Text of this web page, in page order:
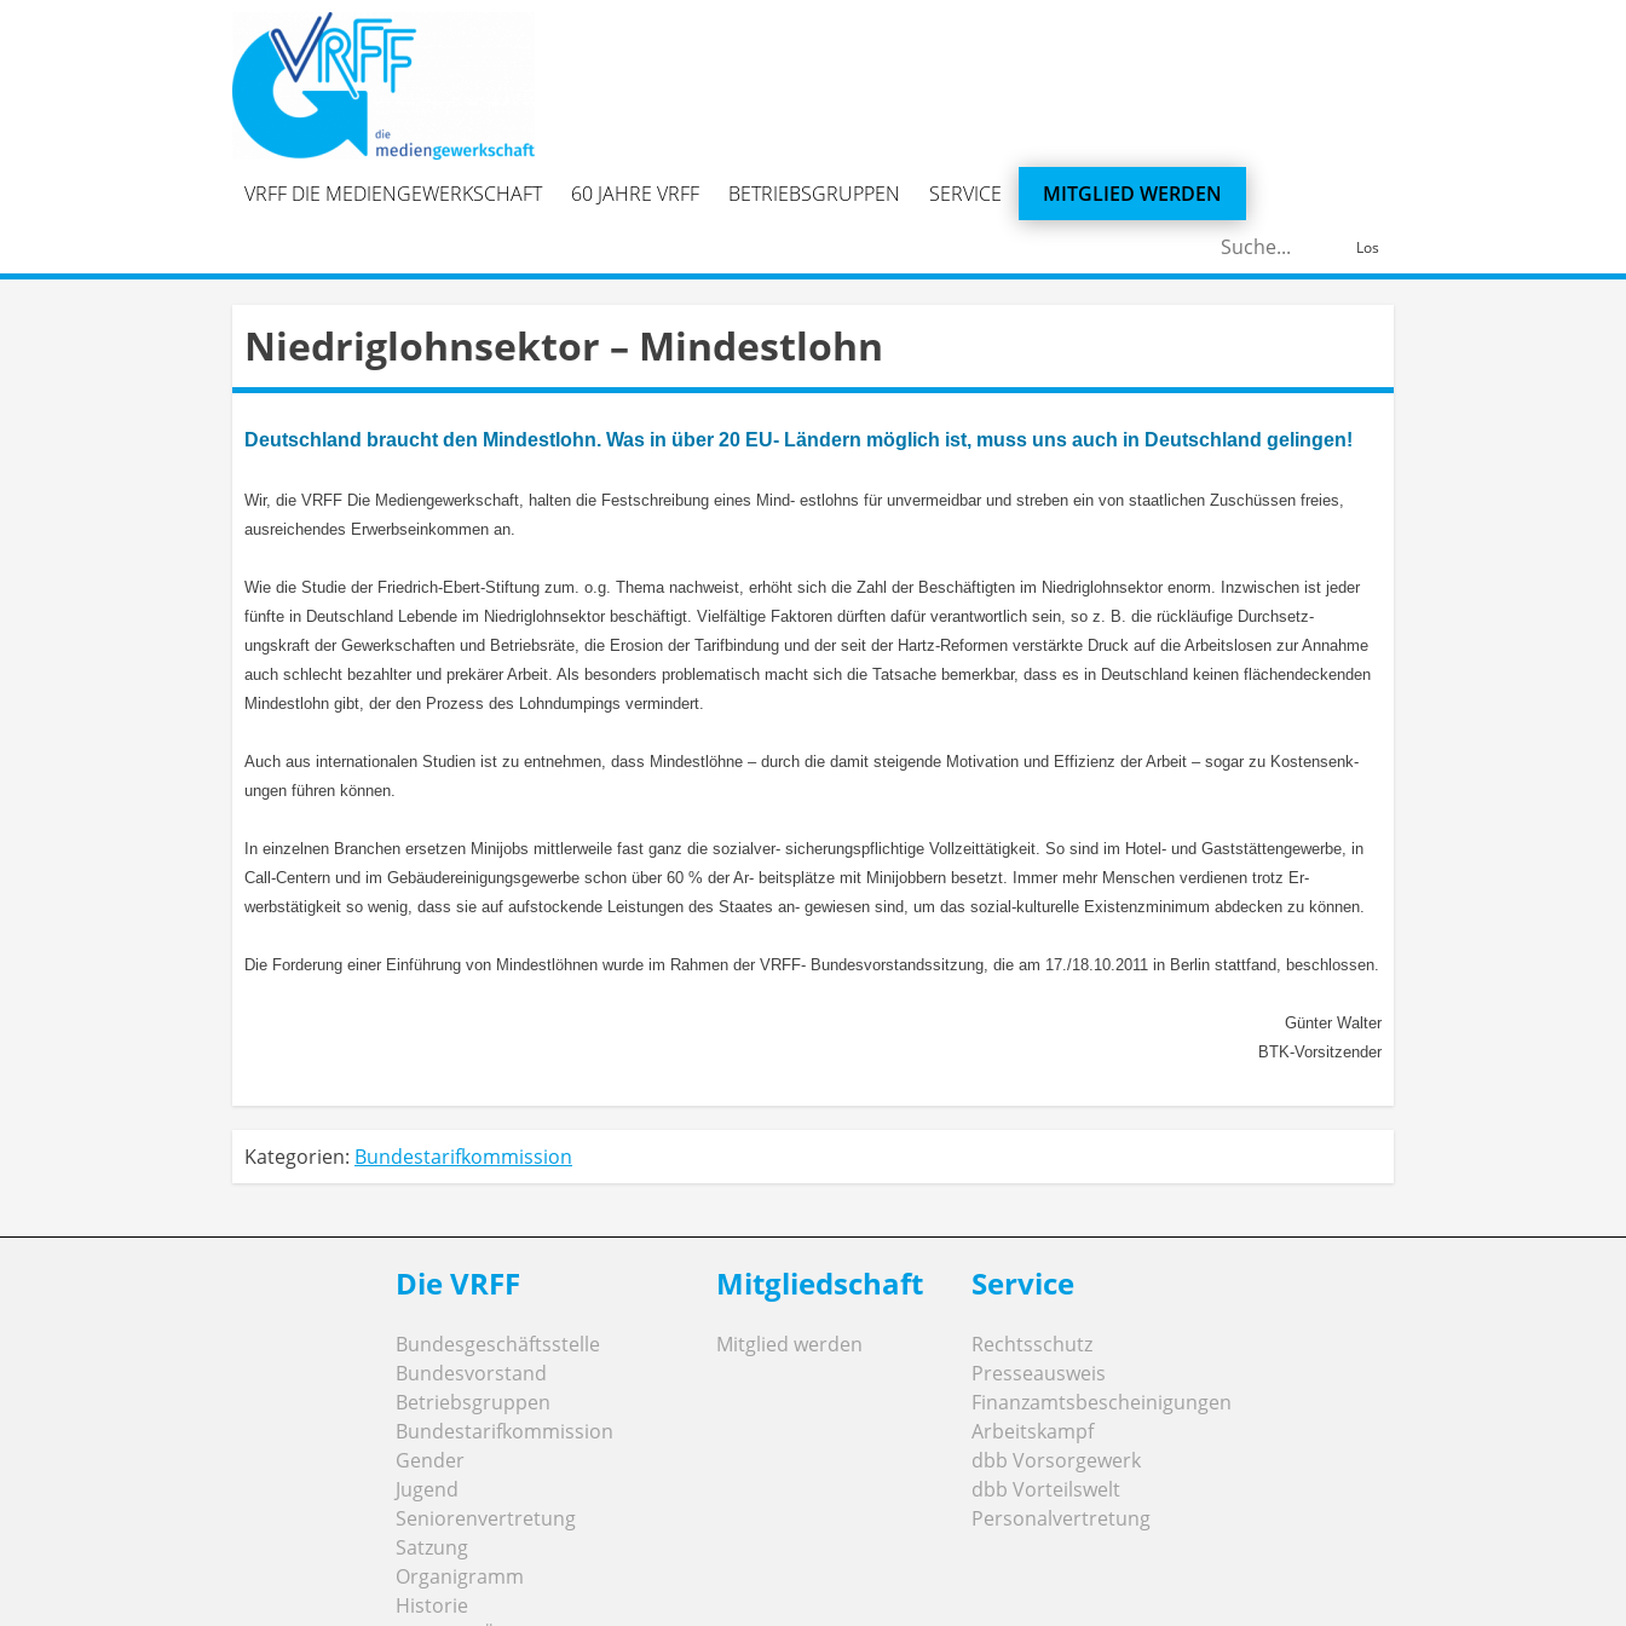
VRFF DIE MEDIENGEWERKSCHAFT 60 JAHRE VRFF BETRIEBSGRUPPEN SERVICE
MITGLIED WERDEN
Los
Niedriglohnsektor – Mindestlohn
Deutschland braucht den Mindestlohn. Was in über 20 EU- Ländern möglich ist, muss uns auch in Deutschland gelingen!
Wir, die VRFF Die Mediengewerkschaft, halten die Festschreibung eines Mind- estlohns für unvermeidbar und streben ein von staatlichen Zuschüssen freies,
ausreichendes Erwerbseinkommen an.
Wie die Studie der Friedrich-Ebert-Stiftung zum. o.g. Thema nachweist, erhöht sich die Zahl der Beschäftigten im Niedriglohnsektor enorm. Inzwischen ist jeder
fünfte in Deutschland Lebende im Niedriglohnsektor beschäftigt. Vielfältige Faktoren dürften dafür verantwortlich sein, so z. B. die rückläufige Durchsetz-
ungskraft der Gewerkschaften und Betriebsräte, die Erosion der Tarifbindung und der seit der Hartz-Reformen verstärkte Druck auf die Arbeitslosen zur Annahme
auch schlecht bezahlter und prekärer Arbeit. Als besonders problematisch macht sich die Tatsache bemerkbar, dass es in Deutschland keinen flächendeckenden
Mindestlohn gibt, der den Prozess des Lohndumpings vermindert.
Auch aus internationalen Studien ist zu entnehmen, dass Mindestlöhne – durch die damit steigende Motivation und Effizienz der Arbeit – sogar zu Kostensenk-
ungen führen können.
In einzelnen Branchen ersetzen Minijobs mittlerweile fast ganz die sozialver- sicherungspflichtige Vollzeittätigkeit. So sind im Hotel- und Gaststättengewerbe, in
Call-Centern und im Gebäudereinigungsgewerbe schon über 60 % der Ar- beitsplätze mit Minijobbern besetzt. Immer mehr Menschen verdienen trotz Er-
werbstätigkeit so wenig, dass sie auf aufstockende Leistungen des Staates an- gewiesen sind, um das sozial-kulturelle Existenzminimum abdecken zu können.
Die Forderung einer Einführung von Mindestlöhnen wurde im Rahmen der VRFF- Bundesvorstandssitzung, die am 17./18.10.2011 in Berlin stattfand, beschlossen.
Günter Walter
BTK-Vorsitzender
Kategorien: Bundestarifkommission
Die VRFF
Bundesgeschäftsstelle
Bundesvorstand
Betriebsgruppen
Bundestarifkommission
Gender
Jugend
Seniorenvertretung
Satzung
Organigramm
Historie
Mitgliedschaft
Mitglied werden
Service
Rechtsschutz
Presseausweis
Finanzamtsbescheinigungen
Arbeitskampf
dbb Vorsorgewerk
dbb Vorteilswelt
Personalvertretung